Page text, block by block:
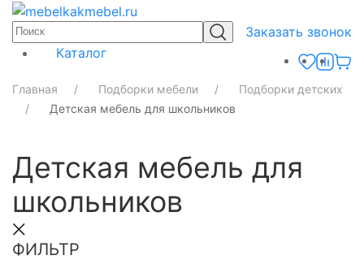
Заказать звонок
Каталог
Главная Подборки мебели
Подборки детских
Детская мебель для школьников
Детская мебель для
школьников
ФИЛЬТР